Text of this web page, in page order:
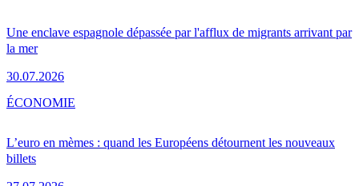
Une enclave espagnole dépassée par l'afflux de migrants arrivant par
la mer
30.07.2026
L’euro en mèmes : quand les Européens détournent les nouveaux
billets
ÉCONOMIE